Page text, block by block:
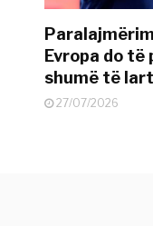
Evropa do të
shumë të
27/07/2026